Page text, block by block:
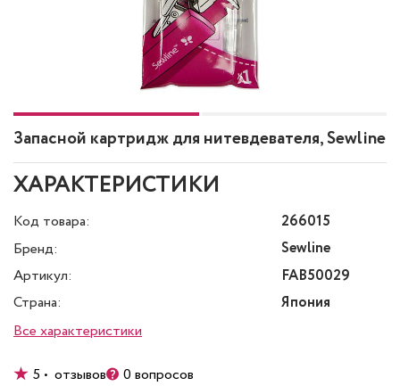
Запасной картридж для нитевдевателя, Sewline
ХАРАКТЕРИСТИКИ
Код товара:
266015
Бренд:
Sewline
Артикул:
FAB50029
Страна:
Япония
Все характеристики
5 • отзывов 0 вопросов